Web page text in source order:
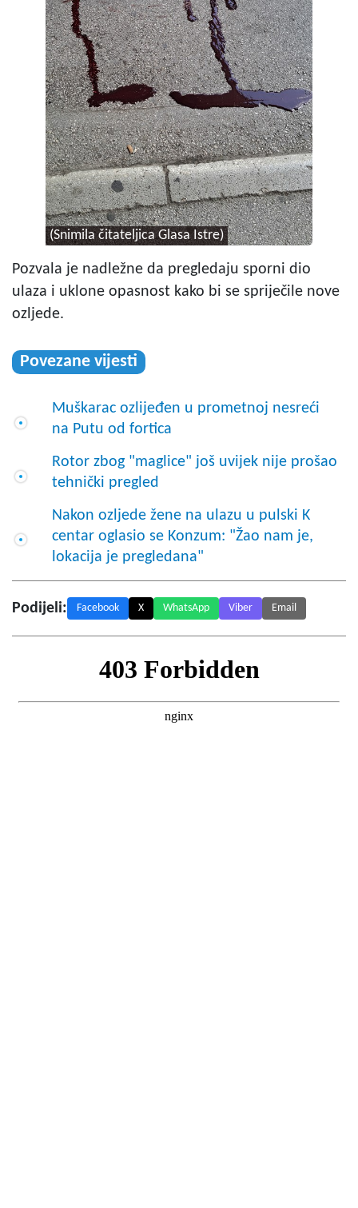
(Snimila čitateljica Glasa Istre)
Pozvala je nadležne da pregledaju sporni dio
ulaza i uklone opasnost kako bi se spriječile nove
ozljede.
Povezane vijesti
Muškarac ozlijeđen u prometnoj nesreći
na Putu od fortica
Rotor zbog "maglice" još uvijek nije prošao
tehnički pregled
Nakon ozljede žene na ulazu u pulski K
centar oglasio se Konzum: "Žao nam je,
lokacija je pregledana"
Podijeli: Facebook X WhatsApp Viber Email